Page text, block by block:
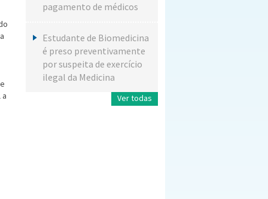
pagamento de médicos
Estudante de Biomedicina
é preso preventivamente
por suspeita de exercício
ilegal da Medicina
Ver todas